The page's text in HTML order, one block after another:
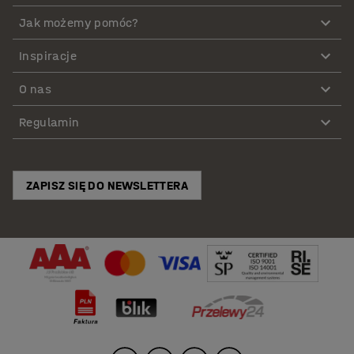
Jak możemy pomóc?
Inspiracje
O nas
Regulamin
ZAPISZ SIĘ DO NEWSLETTERA